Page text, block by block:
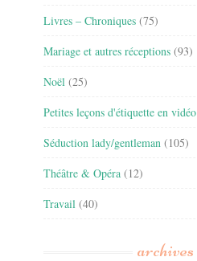
Livres – Chroniques (75)
Mariage et autres réceptions (93)
Noël (25)
Petites leçons d'étiquette en vidéo
Séduction lady/gentleman (105)
Théâtre & Opéra (12)
Travail (40)
archives